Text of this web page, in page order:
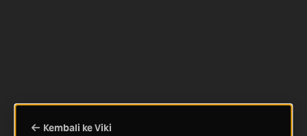
Kembali ke Viki